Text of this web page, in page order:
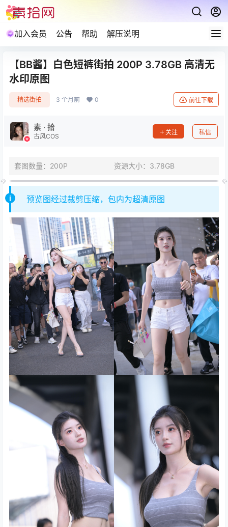
加入会员 公告 帮助 解压说明
【BB酱】白色短裤街拍 200P 3.78GB 高清无
水印原图
精选街拍 3 个月前 0 前往下载
素 · 拾
古风COS
关注 私信
套图数量：200P 资源大小：3.78GB
预览图经过裁剪压缩，包内为超清原图